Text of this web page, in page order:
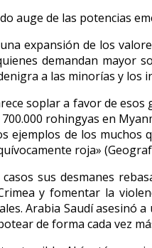
auge de las potencias
expansión de los
demandan mayor
a las minorías y los
soplar a favor de
700.000 rohingyas en
ejemplos de los muchos
roja»
sus desmanes
y fomentar la
Arabia Saudí asesinó
de forma cada vez